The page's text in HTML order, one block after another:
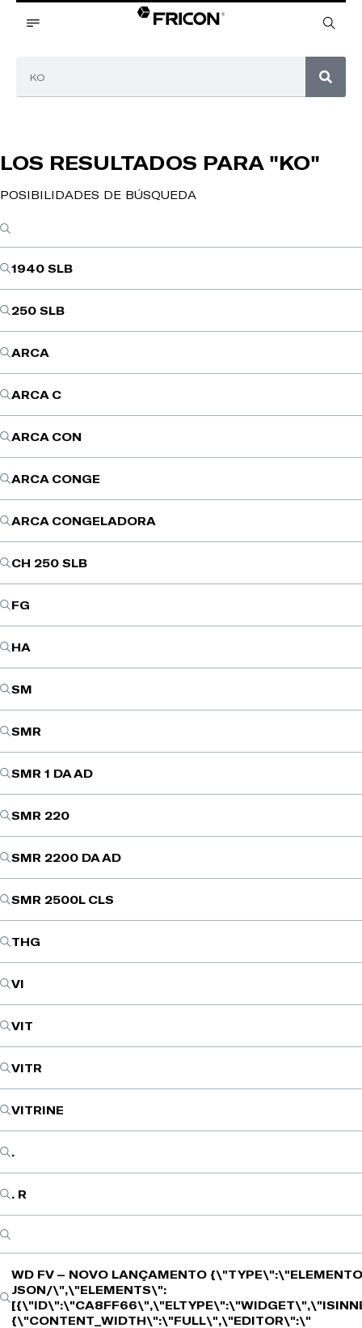
LOS RESULTADOS PARA "KO"
POSIBILIDADES DE BÚSQUEDA
1940 SLB
250 SLB
ARCA
ARCA C
ARCA CON
ARCA CONGE
ARCA CONGELADORA
CH 250 SLB
FG
HA
SM
SMR
SMR 1 DA AD
SMR 220
SMR 2200 DA AD
SMR 2500L CLS
THG
VI
VIT
VITR
VITRINE
.
. R
WD FV – NOVO LANÇAMENTO
JSON/\",\"ELEMENTS\":
{\"CONTENT_WIDTH\":\"FULL\",\"EDITOR\":\"